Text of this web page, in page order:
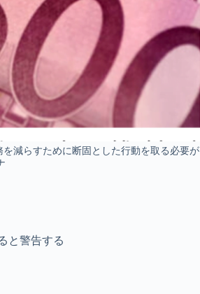
減らすために断固とした行動を取る必要が
と警告する